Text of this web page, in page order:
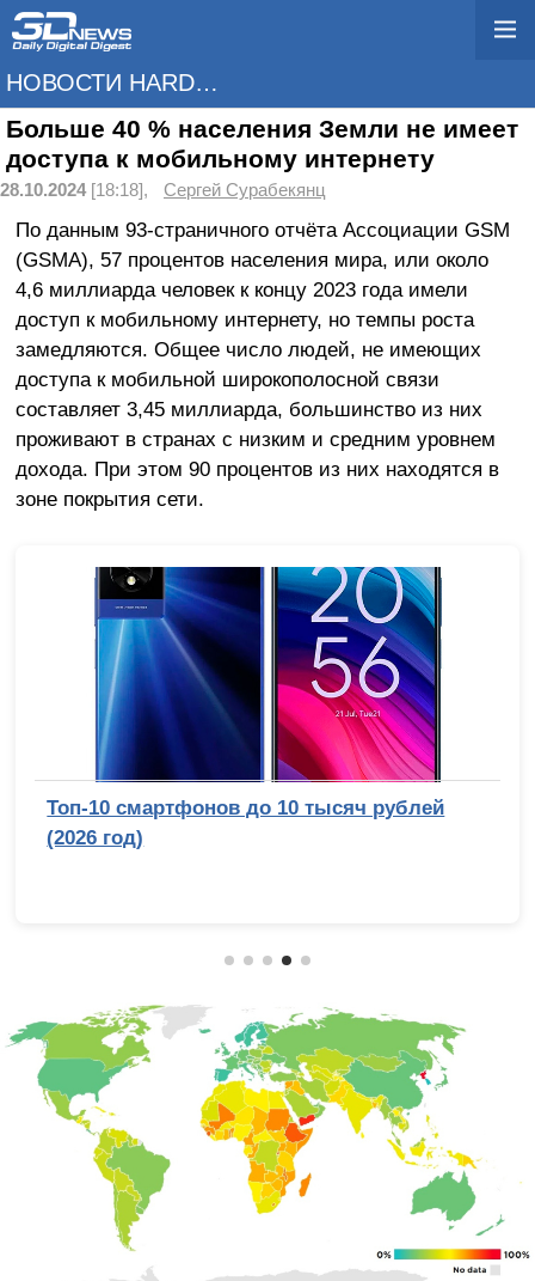
НОВОСТИ HARDWARE
Больше 40 % населения Земли не имеет
доступа к мобильному интернету
28.10.2024[18:18], Сергей Сурабекянц
По данным 93-страничного отчёта Ассоциации GSM
(GSMA), 57 процентов населения мира, или около
4,6 миллиарда человек к концу 2023 года имели
доступ к мобильному интернету, но темпы роста
замедляются. Общее число людей, не имеющих
доступа к мобильной широкополосной связи
составляет 3,45 миллиарда, большинство из них
проживают в странах с низким и средним уровнем
дохода. При этом 90 процентов из них находятся в
зоне покрытия сети.
Топ-10 смартфонов до 10 тысяч рублей
(2026 год)